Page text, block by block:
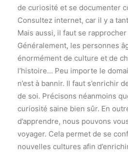
de curiosité et se documenter
Consultez internet, car il y a
Mais aussi, il faut se
Généralement, les personnes
énormément de culture et de
l’histoire… Peu importe le
n’est à bannir. Il faut s’enrichir
de soi. Précisons néanmoins
curiosité saine bien sûr. En
d’apprendre, nous pouvons
voyager. Cela permet de se
nouvelles cultures afin